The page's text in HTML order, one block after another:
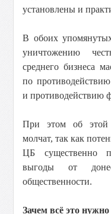
установлены и
В обоих
уничтожению
среднего бизнеса
по
и противодействию
При этом об этой
молчат, так как
ЦБ существенно
выгоды от
общественности.
Зачем всё это